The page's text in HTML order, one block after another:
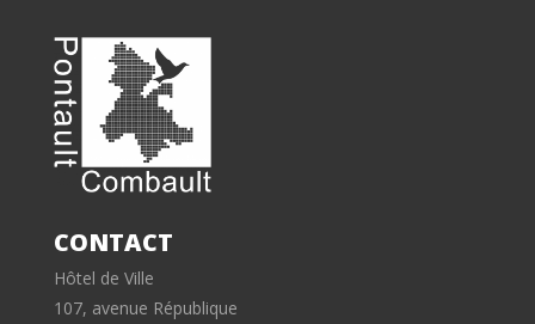
CONTACT
Hôtel de Ville
107, avenue République